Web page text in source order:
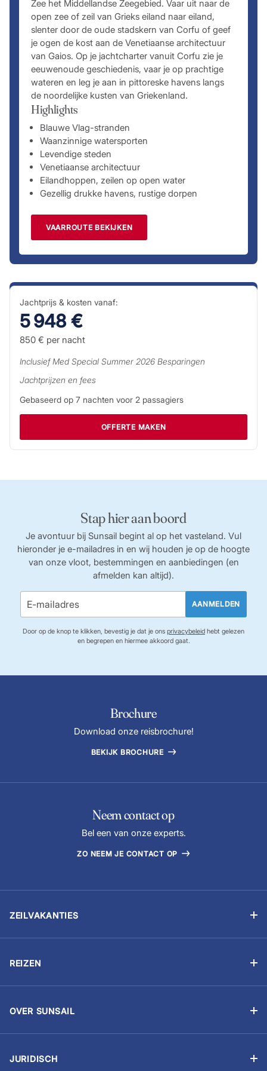
Zee het Middellandse Zeegebied. Vaar uit naar de
open zee of zeil van Grieks eiland naar eiland,
slenter door de oude stadskern van Corfu of geef
je ogen de kost aan de Venetiaanse architectuur
van Gaios. Op je jachtcharter vanuit Corfu zie je
eeuwenoude geschiedenis, vaar je op prachtige
wateren en leg je aan in pittoreske havens langs
de noordelijke kusten van Griekenland.
Highlights
Blauwe Vlag-stranden
Waanzinnige watersporten
Levendige steden
Venetiaanse architectuur
Eilandhoppen, zeilen op open water
Gezellig drukke havens, rustige dorpen
VAARROUTE BEKIJKEN
Jachtprijs & kosten vanaf:
5 948 €
850 € per nacht
InclusiefMed Special Summer 2026Besparingen
Jachtprijzen en fees
Gebaseerd op 7 nachten voor 2passagiers
OFFERTE MAKEN
Stap hier aan boord
Je avontuur bij Sunsail begint al op het vasteland. Vul
hieronder je e-mailadres in en wij houden je op de hoogte
van onze vloot, bestemmingen en aanbiedingen (en
afmelden kan altijd).
AANMELDEN
Door op de knop te klikken, bevestig je dat je ons privacybeleid hebt gelezen
en begrepen en hiermee akkoord gaat.
Brochure
Download onze reisbrochure!
BEKIJK BROCHURE
Neem contact op
Bel een van onze experts.
ZO NEEM JE CONTACT OP
ZEILVAKANTIES
Zeilen voor bedrijven
REIZEN
Extra’s
OVER SUNSAIL
JURIDISCH